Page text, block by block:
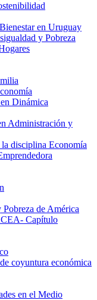
en Uruguay
y Pobreza
Dinámica
Administración y
disciplina Economía
de América
Capítulo
coyuntura económica
en el Medio